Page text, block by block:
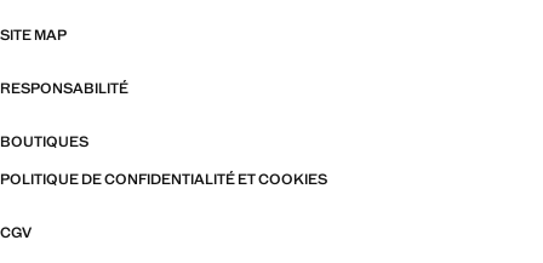
SITE MAP
RESPONSABILITÉ
BOUTIQUES
POLITIQUE DE CONFIDENTIALITÉ ET COOKIES
CGV